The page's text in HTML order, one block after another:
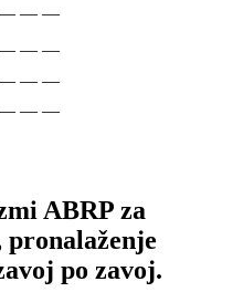
— —
— —
— —
— —
ABRP za
po zavoj.